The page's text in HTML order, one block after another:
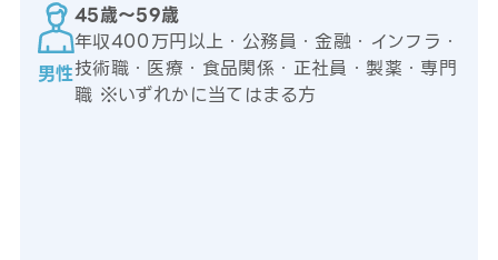
男性
45歳〜59歳
年収400万円以上・公務員・金融・インフラ・
技術職・医療・食品関係・正社員・製薬・専門
職 ※いずれかに当てはまる方